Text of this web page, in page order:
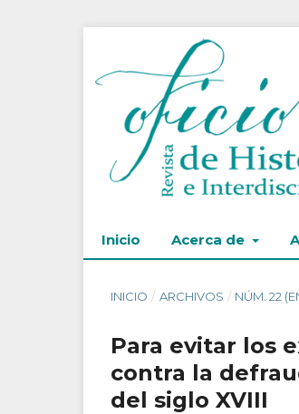
Inicio Acerca de
INICIO / ARCHIVOS / NÚM. 22
Para evitar los
contra la
del siglo XVIII